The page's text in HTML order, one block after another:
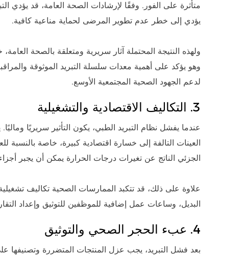
متأثرة على الفور. وفقًا لإرشادات الصحة العامة، قد يؤدي
يؤدي إلى خطر عدم تطوير المرضى لحماية مناعية كافية.
ولهذه النتيجة المحتملة آثار سريرية ومتعلقة بالصحة
وهو يؤكد على أهمية معدات سلسلة التبريد الموثوقة
لدعم الجهود الصحية المجتمعية الأوسع.
3. التكاليف الاقتصادية والتشغيلية
عندما يفشل نظام التبريد الطبي، يكون التأثير سريريًا
العينات التالفة إلى خسارة اقتصادية كبيرة، خاصة بالنسبة
الجزئي الناتج عن تغيرات درجات الحرارة يمكن أن يجبر
علاوة على ذلك، قد تتكبد الممارسات الصحية تكاليف
البديل، وساعات عمل إضافية للموظفين للتوثيق وإعداد
4. عبء الحجر الصحي والتوثيق
بعد فشل التبريد، يجب عزل المنتجات المتضررة وتصنيفها